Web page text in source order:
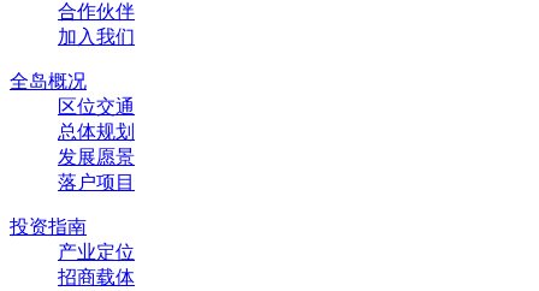
合作伙伴
加入我们
全岛概况
区位交通
总体规划
发展愿景
落户项目
投资指南
产业定位
招商载体